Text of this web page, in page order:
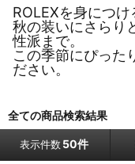
ROLEXを身につけ
秋の装いにさらり
性派まで。
この季節にぴった
ださい。
全ての商品検索結果
表示件数50件